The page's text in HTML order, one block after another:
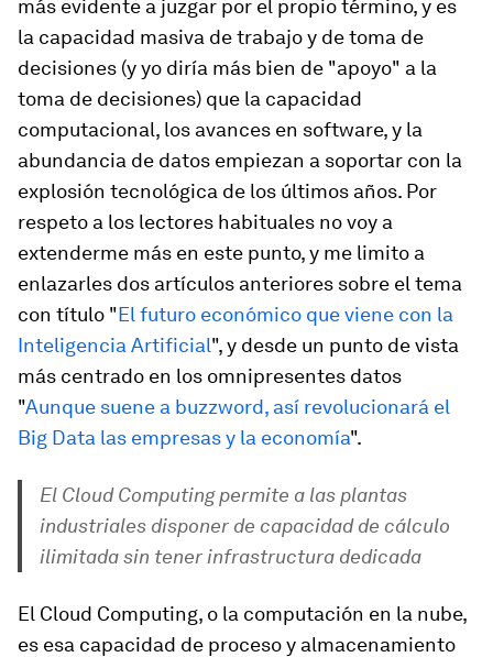
más evidente a juzgar por el propio término, y es
la capacidad masiva de trabajo y de toma de
decisiones (y yo diría más bien de "apoyo" a la
toma de decisiones) que la capacidad
computacional, los avances en software, y la
abundancia de datos empiezan a soportar con la
explosión tecnológica de los últimos años. Por
respeto a los lectores habituales no voy a
extenderme más en este punto, y me limito a
enlazarles dos artículos anteriores sobre el tema
con título "El futuro económico que viene con la
Inteligencia Artificial", y desde un punto de vista
más centrado en los omnipresentes datos
"Aunque suene a buzzword, así revolucionará el
Big Data las empresas y la economía".
El Cloud Computing permite a las plantas
industriales disponer de capacidad de cálculo
ilimitada sin tener infrastructura dedicada
El Cloud Computing, o la computación en la nube,
es esa capacidad de proceso y almacenamiento